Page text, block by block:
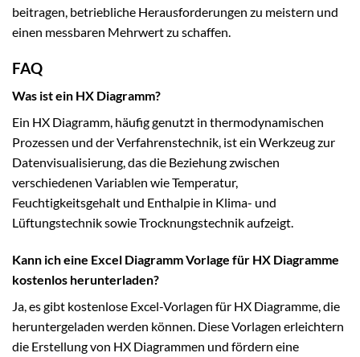
beitragen, betriebliche Herausforderungen zu meistern und
einen messbaren Mehrwert zu schaffen.
FAQ
Was ist ein HX Diagramm?
Ein HX Diagramm, häufig genutzt in thermodynamischen
Prozessen und der Verfahrenstechnik, ist ein Werkzeug zur
Datenvisualisierung, das die Beziehung zwischen
verschiedenen Variablen wie Temperatur,
Feuchtigkeitsgehalt und Enthalpie in Klima- und
Lüftungstechnik sowie Trocknungstechnik aufzeigt.
Kann ich eine Excel Diagramm Vorlage für HX Diagramme
kostenlos herunterladen?
Ja, es gibt kostenlose Excel-Vorlagen für HX Diagramme, die
heruntergeladen werden können. Diese Vorlagen erleichtern
die Erstellung von HX Diagrammen und fördern eine